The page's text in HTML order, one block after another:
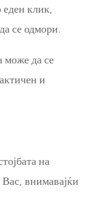
клик,
се одмори.
може да се
и
на
внимавајќи